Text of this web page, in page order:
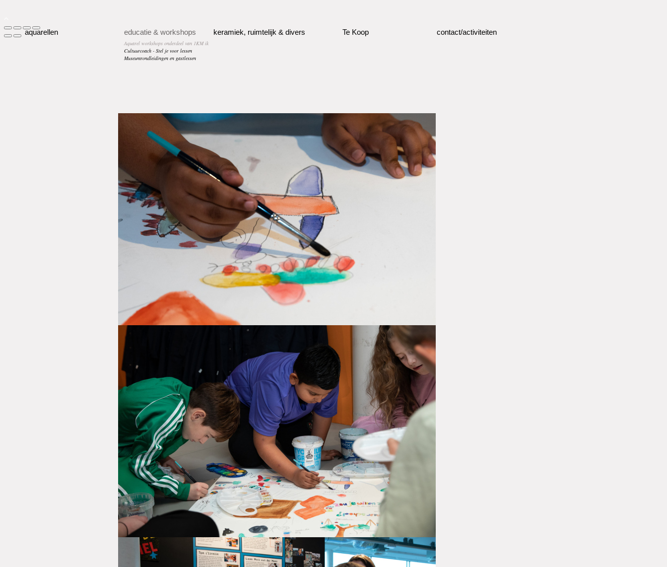
aquarellen educatie & workshops
Aquarel workshops onderdeel van 1KM ik
Cultuurcoach - Stel je voor lessen
Museumrondleidingen en gastlessen
keramiek, ruimtelijk & divers Te Koop contact/activiteiten